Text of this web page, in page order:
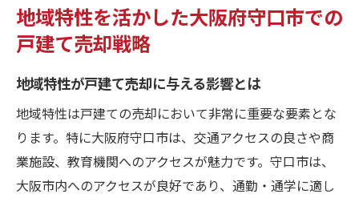
地域特性を活かした大阪府守口市での
戸建て売却戦略
地域特性が戸建て売却に与える影響とは
地域特性は戸建ての売却において非常に重要な要素とな
ります。特に大阪府守口市は、交通アクセスの良さや商
業施設、教育機関へのアクセスが魅力です。守口市は、
大阪市内へのアクセスが良好であり、通勤・通学に適し